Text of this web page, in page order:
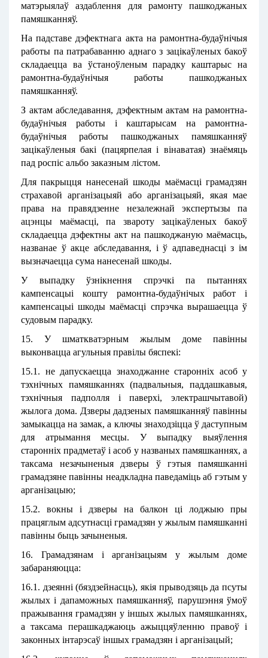
матэрыялаў аздаблення для рамонту пашкоджаных
памяшканняў.
На падставе дэфектнага акта на рамонтна-будаўнічыя
работы па патрабаванню аднаго з зацікаўленых бакоў
складаецца ва ўстаноўленым парадку каштарыс на
рамонтна-будаўнічыя работы пашкоджаных
памяшканняў.
З актам абследавання, дэфектным актам на рамонтна-
будаўнічыя работы і каштарысам на рамонтна-
будаўнічыя работы пашкоджаных памяшканняў
зацікаўленыя бакі (пацярпелая і вінаватая) знаёмяць
пад роспіс альбо заказным лістом.
Для пакрыцця нанесенай шкоды маёмасці грамадзян
страхавой арганізацыяй або арганізацыяй, якая мае
права на правядзенне незалежнай экспертызы па
ацэнцы маёмасці, па звароту зацікаўленых бакоў
складаецца дэфектны акт на пашкоджаную маёмасць,
названае ў акце абследавання, і ў адпаведнасці з ім
вызначаецца сума нанесенай шкоды.
У выпадку ўзнікнення спрэчкі па пытаннях
кампенсацыі кошту рамонтна-будаўнічых работ і
кампенсацыі шкоды маёмасці спрэчка вырашаецца ў
судовым парадку.
15. У шматкватэрным жылым доме павінны
выконвацца агульныя правілы бяспекі:
15.1. не дапускаецца знаходжанне старонніх асоб у
тэхнічных памяшканнях (падвальныя, паддашкавыя,
тэхнічныя падполля і паверхі, электрашчытавой)
жылога дома. Дзверы дадзеных памяшканняў павінны
замыкацца на замак, а ключы знаходзіцца ў даступным
для атрымання месцы. У выпадку выяўлення
старонніх прадметаў і асоб у названых памяшканнях, а
таксама незачыненыя дзверы ў гэтыя памяшканні
грамадзяне павінны неадкладна паведаміць аб гэтым у
арганізацыю;
15.2. вокны і дзверы на балкон ці лоджыю пры
працяглым адсутнасці грамадзян у жылым памяшканні
павінны быць зачыненыя.
16. Грамадзянам і арганізацыям у жылым доме
забараняюцца:
16.1. дзеянні (бяздзейнасць), якія прыводзяць да псуты
жылых і дапаможных памяшканняў, парушэння ўмоў
пражывання грамадзян у іншых жылых памяшканнях,
а таксама перашкаджаюць ажыццяўленню правоў і
законных інтарэсаў іншых грамадзян і арганізацый;